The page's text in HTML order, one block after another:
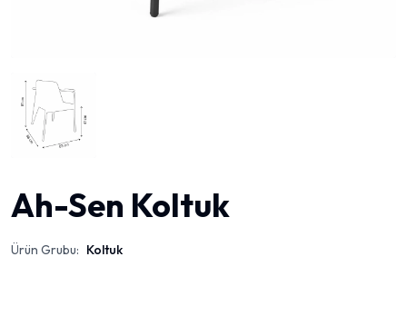
Ah-Sen Koltuk
Ürün Grubu: Koltuk